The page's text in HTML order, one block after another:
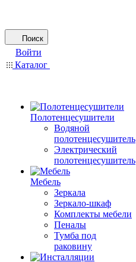
Поиск
Войти
Каталог
Полотенцесушители
Водяной
полотенцесушитель
Электрический
полотенцесушитель
Мебель
Зеркала
Зеркало-шкаф
Комплекты мебели
Пеналы
Тумба под
раковину